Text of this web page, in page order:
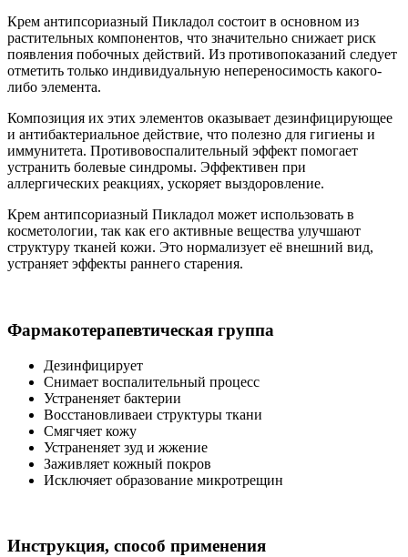
Крем антипсориазный Пикладол состоит в основном из
растительных компонентов, что значительно снижает риск
появления побочных действий. Из противопоказаний следует
отметить только индивидуальную непереносимость какого-
либо элемента.
Композиция их этих элементов оказывает дезинфицирующее
и антибактериальное действие, что полезно для гигиены и
иммунитета. Противовоспалительный эффект помогает
устранить болевые синдромы. Эффективен при
аллергических реакциях, ускоряет выздоровление.
Крем антипсориазный Пикладол может использовать в
косметологии, так как его активные вещества улучшают
структуру тканей кожи. Это нормализует её внешний вид,
устраняет эффекты раннего старения.
Фармакотерапевтическая группа
Дезинфицирует
Снимает воспалительный процесс
Устраненяет бактерии
Восстановливаеи структуры ткани
Смягчяет кожу
Устраненяет зуд и жжение
Заживляет кожный покров
Исключяет образование микротрещин
Инструкция, способ применения